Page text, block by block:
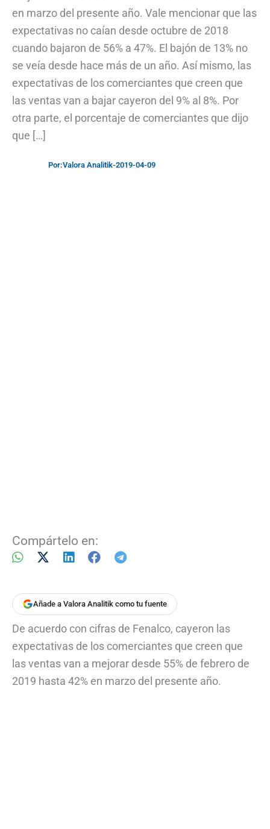
en marzo del presente año. Vale mencionar que las
expectativas no caían desde octubre de 2018
cuando bajaron de 56% a 47%. El bajón de 13% no
se veía desde hace más de un año. Así mismo, las
expectativas de los comerciantes que creen que
las ventas van a bajar cayeron del 9% al 8%. Por
otra parte, el porcentaje de comerciantes que dijo
que […]
Por:Valora Analitik-2019-04-09
Compártelo en:
Añade a Valora Analitik como tu fuente
De acuerdo con cifras de Fenalco, cayeron las
expectativas de los comerciantes que creen que
las ventas van a mejorar desde 55% de febrero de
2019 hasta 42% en marzo del presente año.